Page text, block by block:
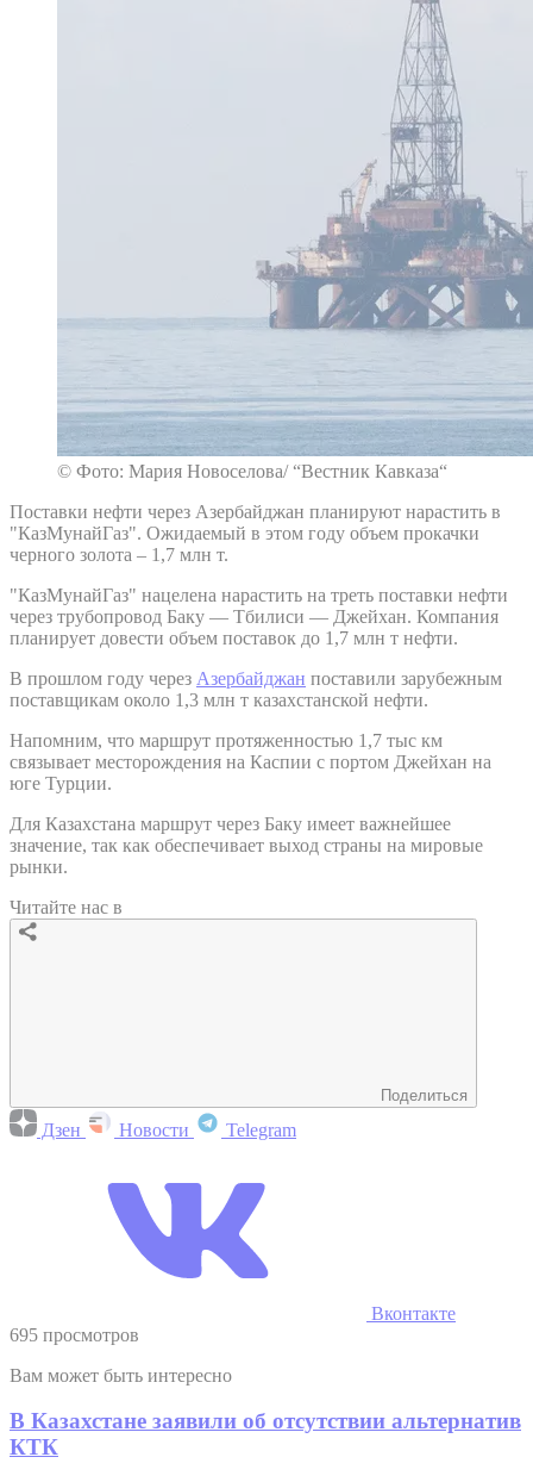
© Фото: Мария Новоселова/ “Вестник Кавказа“
Поставки нефти через Азербайджан планируют нарастить в
"КазМунайГаз". Ожидаемый в этом году объем прокачки
черного золота – 1,7 млн т.
"КазМунайГаз" нацелена нарастить на треть поставки нефти
через трубопровод Баку — Тбилиси — Джейхан. Компания
планирует довести объем поставок до 1,7 млн т нефти.
В прошлом году через Азербайджан поставили зарубежным
поставщикам около 1,3 млн т казахстанской нефти.
Напомним, что маршрут протяженностью 1,7 тыс км
связывает месторождения на Каспии с портом Джейхан на
юге Турции.
Для Казахстана маршрут через Баку имеет важнейшее
значение, так как обеспечивает выход страны на мировые
рынки.
Читайте нас в
Поделиться
Дзен Новости Telegram
Вконтакте
695 просмотров
Вам может быть интересно
В Казахстане заявили об отсутствии альтернатив
КТК